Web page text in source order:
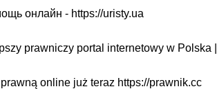
онлайн - https://uristy.ua
prawniczy portal internetowy w Polska |
online już teraz https://prawnik.cc